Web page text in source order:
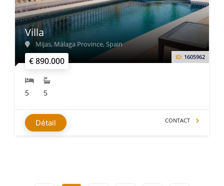
€ 890.000 ID: 1605962
Villa
Mijas, Málaga Province, Spain
5 5
Détail CONTACT